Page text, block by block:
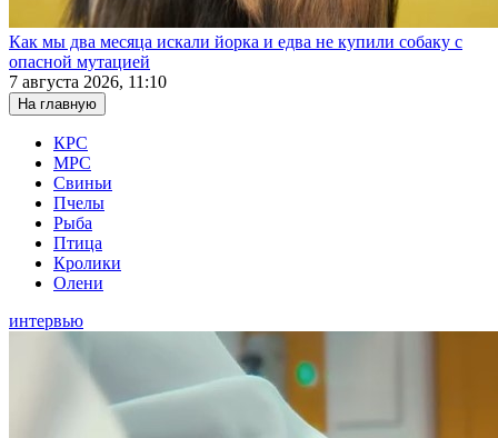
Как мы два месяца искали йорка и едва не купили собаку с
опасной мутацией
7 августа 2026, 11:10
На главную
КРС
МРС
Свиньи
Пчелы
Рыба
Птица
Кролики
Олени
интервью